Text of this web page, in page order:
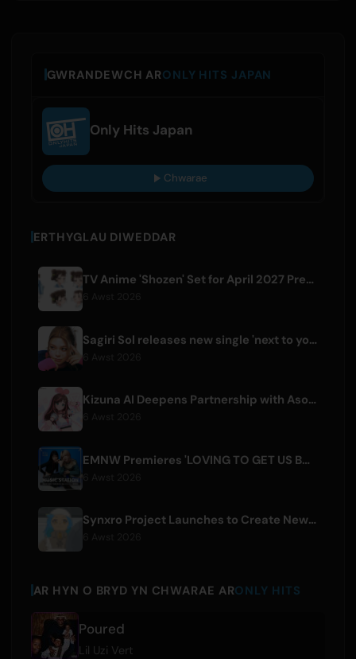
GWRANDEWCH ARONLY HITS JAPAN
Only Hits Japan
Chwarae
ERTHYGLAU DIWEDDAR
TV Anime 'Shozen' Set for April 2027 Premiere on Fuji TV
Sagiri Sol releases new single 'next to your love' after hiatus
Kizuna AI Deepens Partnership with Asobisystem Ahead of 10th Anniversary World Tour
EMNW Premieres 'LOVING TO GET US BY' Music Video on August 7
Synxro Project Launches to Create New IP from Fictional Anime Openings
AR HYN O BRYD YN CHWARAE ARONLY HITS
Poured
Lil Uzi Vert